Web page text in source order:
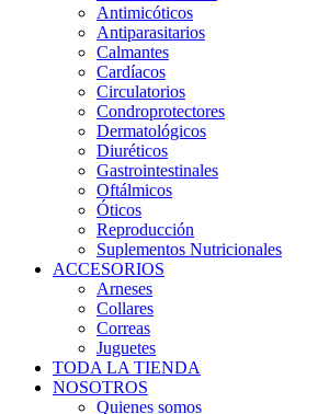
Antimicóticos
Antiparasitarios
Calmantes
Cardíacos
Circulatorios
Condroprotectores
Dermatológicos
Diuréticos
Gastrointestinales
Oftálmicos
Óticos
Reproducción
Suplementos Nutricionales
ACCESORIOS
Arneses
Collares
Correas
Juguetes
TODA LA TIENDA
NOSOTROS
Quienes somos